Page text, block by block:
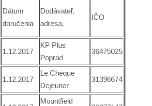
Dátum
doručenia
Dodávateľ,
adresa,
IČO
1.12.2017
KP Plus
Poprad
36475025
1.12.2017
Le Cheque
Dejeuner
31396674
Mountfield